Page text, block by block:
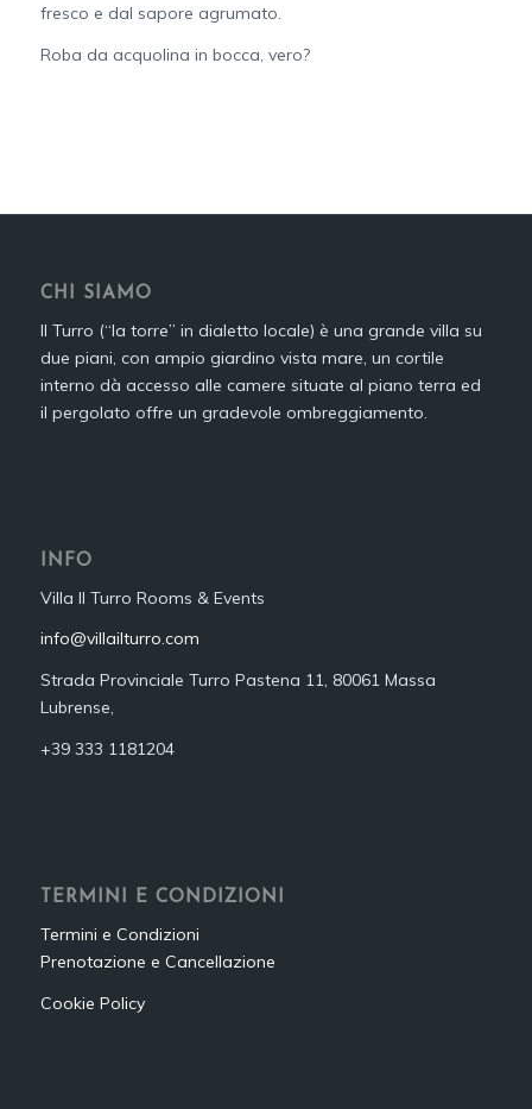
fresco e dal sapore agrumato.
Roba da acquolina in bocca, vero?
CHI SIAMO
Il Turro (“la torre” in dialetto locale) è una grande villa su
due piani, con ampio giardino vista mare, un cortile
interno dà accesso alle camere situate al piano terra ed
il pergolato offre un gradevole ombreggiamento.
INFO
Villa Il Turro Rooms & Events
info@villailturro.com
Strada Provinciale Turro Pastena 11, 80061 Massa
Lubrense,
+39 333 1181204‬
TERMINI E CONDIZIONI
Termini e Condizioni
Prenotazione e Cancellazione
Cookie Policy